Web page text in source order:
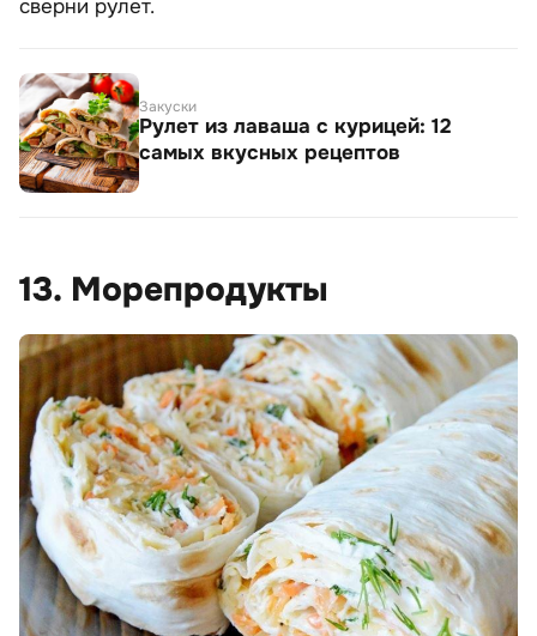
сверни рулет.
Закуски
Рулет из лаваша с курицей: 12
самых вкусных рецептов
13. Морепродукты